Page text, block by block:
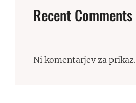
Recent Comments
Ni komentarjev za prikaz.